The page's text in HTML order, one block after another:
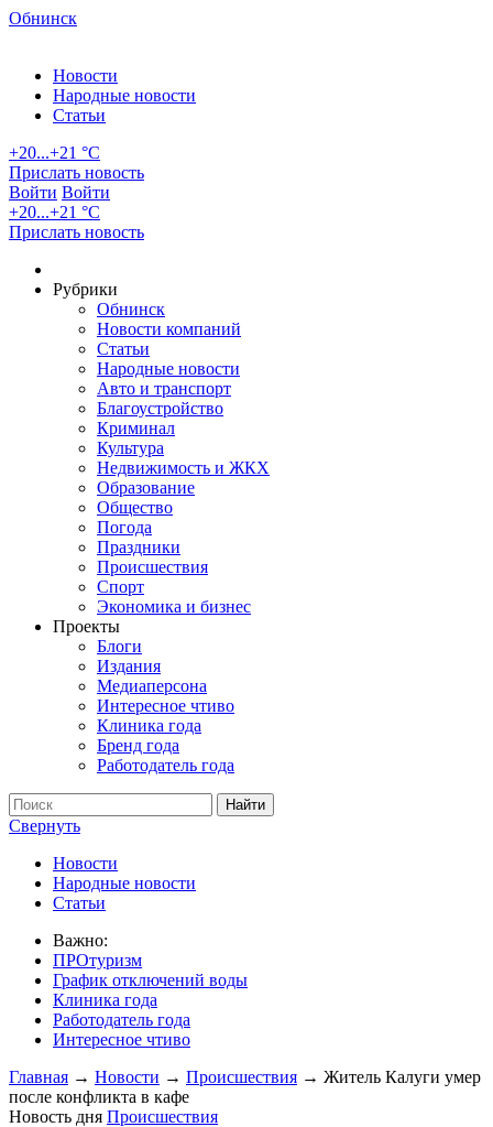
Обнинск
Новости
Народные новости
Статьи
+20...+21 °С
Прислать новость
Войти Войти
+20...+21 °С
Прислать новость
Рубрики
Обнинск
Новости компаний
Статьи
Народные новости
Авто и транспорт
Благоустройство
Криминал
Культура
Недвижимость и ЖКХ
Образование
Общество
Погода
Праздники
Происшествия
Спорт
Экономика и бизнес
Проекты
Блоги
Издания
Медиаперсона
Интересное чтиво
Клиника года
Бренд года
Работодатель года
Свернуть
Новости
Народные новости
Статьи
Важно:
ПРОтуризм
График отключений воды
Клиника года
Работодатель года
Интересное чтиво
Главная → Новости → Происшествия → Житель Калуги умер
после конфликта в кафе
Новость дня Происшествия